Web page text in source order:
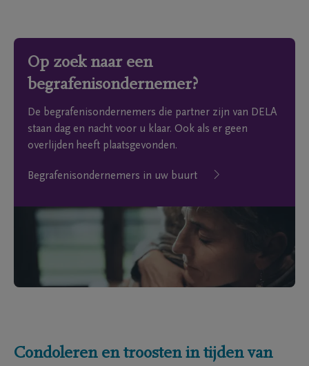
Op zoek naar een
begrafenisondernemer?
De begrafenisondernemers die partner zijn van DELA
staan dag en nacht voor u klaar. Ook als er geen
overlijden heeft plaatsgevonden.
Begrafenisondernemers in uw buurt
Condoleren en troosten in tijden van